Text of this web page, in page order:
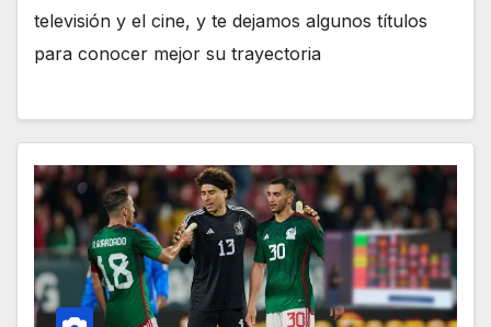
televisión y el cine, y te dejamos algunos títulos
para conocer mejor su trayectoria